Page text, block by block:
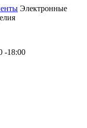
Электронные
-18:00